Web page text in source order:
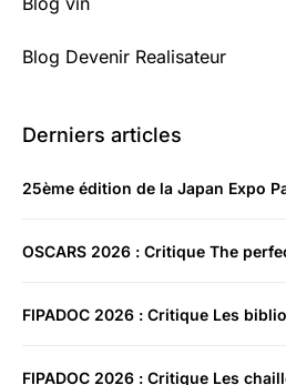
Blog Devenir Realisateur
Derniers articles
25ème édition de la Japan Expo
OSCARS 2026 : Critique The
FIPADOC 2026 : Critique Les
FIPADOC 2026 : Critique Les